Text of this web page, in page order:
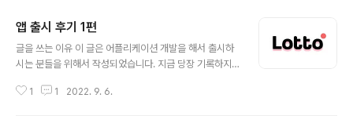
앱 출시 후기 1편
글을 쓰는 이유 이 글은 어플리케이션 개발을 해서 출시하
시는 분들을 위해서 작성되었습니다. 지금 당장 기록하지
아 출시를 하고 바로 글을 씁니다. 글의 내용 이 글의 내용
1 1 2022. 9. 6.